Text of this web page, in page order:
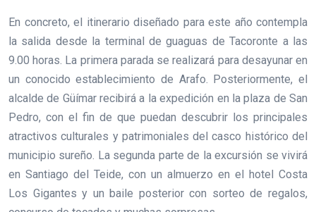
En concreto, el itinerario diseñado para este año contempla
la salida desde la terminal de guaguas de Tacoronte a las
9.00 horas. La primera parada se realizará para desayunar en
un conocido establecimiento de Arafo. Posteriormente, el
alcalde de Güímar recibirá a la expedición en la plaza de San
Pedro, con el fin de que puedan descubrir los principales
atractivos culturales y patrimoniales del casco histórico del
municipio sureño. La segunda parte de la excursión se vivirá
en Santiago del Teide, con un almuerzo en el hotel Costa
Los Gigantes y un baile posterior con sorteo de regalos,